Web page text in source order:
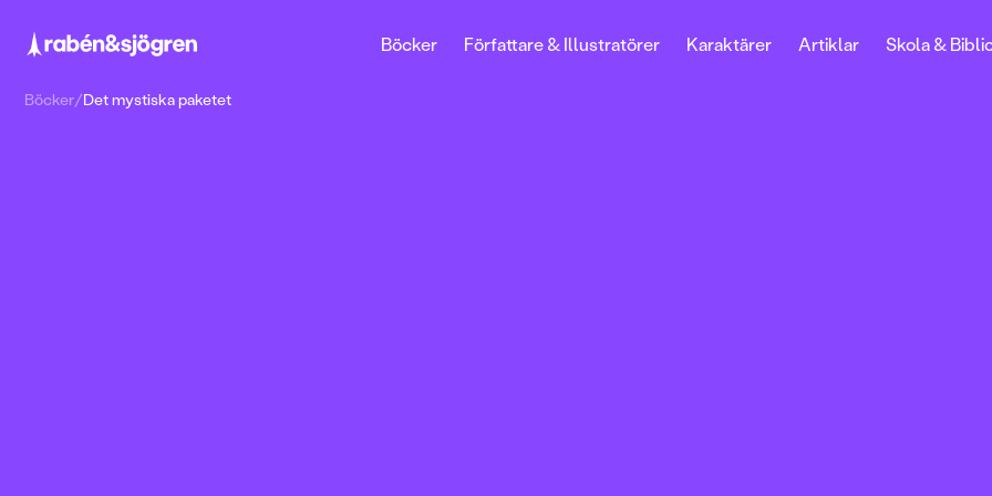
Böcker Författare & Illustratörer Karaktärer Artiklar Skola &
Böcker/Det mystiska paketet